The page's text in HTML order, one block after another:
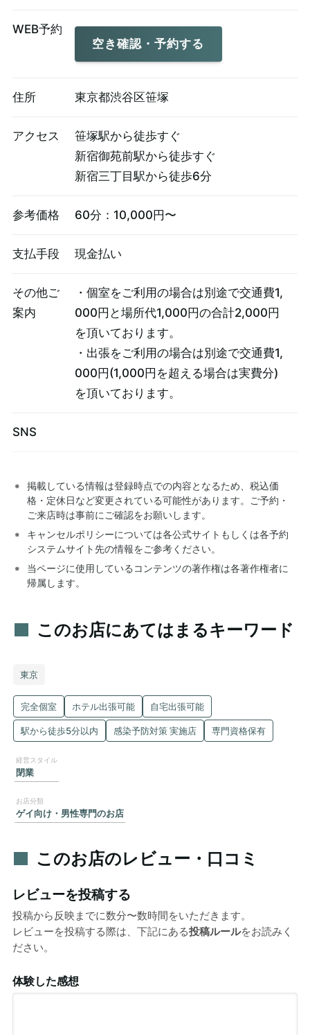
WEB予約
空き確認・予約する
住所 東京都渋谷区笹塚
アクセス
笹塚駅から徒歩すぐ
新宿御苑前駅から徒歩すぐ
新宿三丁目駅から徒歩6分
参考価格 60分：10,000円〜
支払手段 現金払い
その他ご
案内
・個室をご利用の場合は別途で交通費1,
000円と場所代1,000円の合計2,000円
を頂いております。
・出張をご利用の場合は別途で交通費1,
000円(1,000円を超える場合は実費分)
を頂いております。
SNS
掲載している情報は登録時点での内容となるため、税込価
格・定休日など変更されている可能性があります。ご予約・
ご来店時は事前にご確認をお願いします。
キャンセルポリシーについては各公式サイトもしくは各予約
システムサイト先の情報をご参考ください。
当ページに使用しているコンテンツの著作権は各著作権者に
帰属します。
このお店にあてはまるキーワード
東京
完全個室 ホテル出張可能 自宅出張可能
駅から徒歩5分以内 感染予防対策 実施店 専門資格保有
閉業
ゲイ向け・男性専門のお店
このお店のレビュー・口コミ
レビューを投稿する
投稿から反映までに数分〜数時間をいただきます。
レビューを投稿する際は、下記にある投稿ルールをお読みく
ださい。
体験した感想